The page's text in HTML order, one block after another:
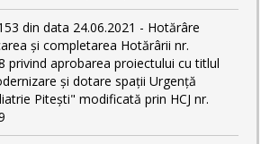
din data 24.06.2021 - Hotărâre
și completarea Hotărârii nr.
privind aprobarea proiectului cu titlul
și dotare spații Urgență
Pitești" modificată prin HCJ nr.